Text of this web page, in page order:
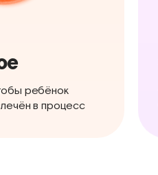
ребёнок
в процесс